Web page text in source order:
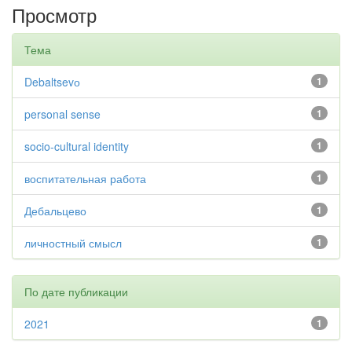
Просмотр
Тема
1
Debaltsevо
1
personal sense
1
socio-cultural identity
1
воспитательная работа
1
Дебальцево
1
личностный смысл
По дате публикации
1
2021